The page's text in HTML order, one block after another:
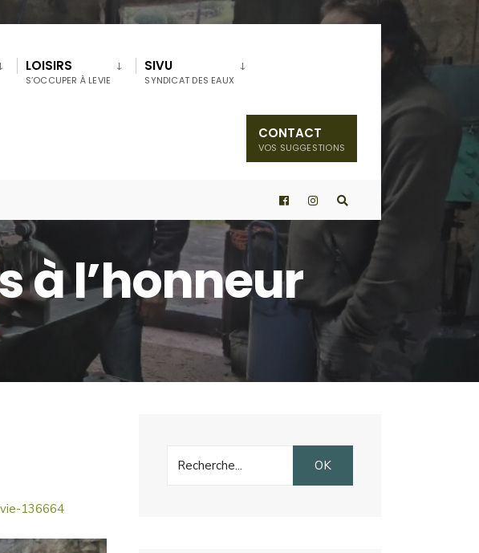
LOISIRS
S’OCCUPER À LEVIE
SIVU
SYNDICAT DES EAUX
CONTACT
VOS SUGGESTIONS
à l’honneur
136664
for:
OK